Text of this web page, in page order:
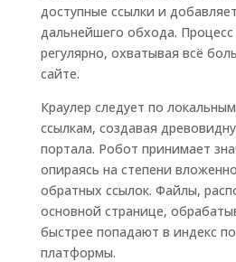
доступные ссылки и
дальнейшего обхода.
регулярно, охватывая всё
сайте.
Краулер следует по
ссылкам, создавая
портала. Робот принимает
опираясь на степени
обратных ссылок. Файлы,
основной странице,
быстрее попадают в индекс
платформы.